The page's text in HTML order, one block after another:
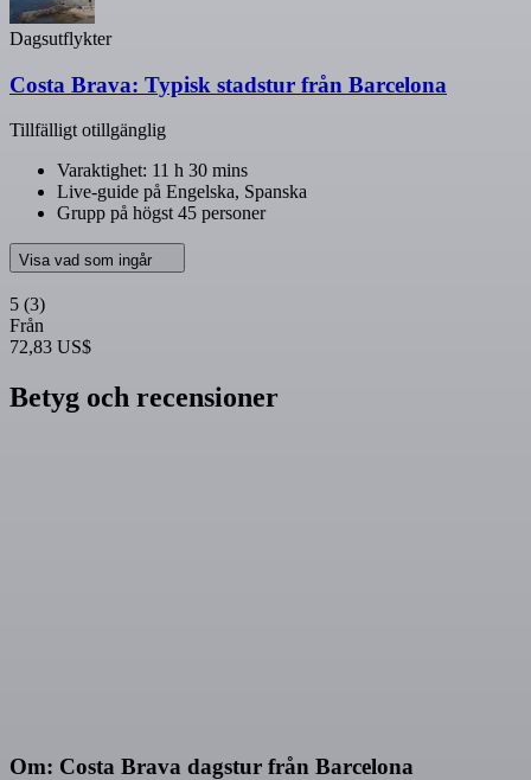
Dagsutflykter
Costa Brava: Typisk stadstur från Barcelona
Tillfälligt otillgänglig
Varaktighet: 11 h 30 mins
Live-guide på Engelska, Spanska
Grupp på högst 45 personer
Visa vad som ingår
5 (3)
Från
72,83 US$
Betyg och recensioner
Om: Costa Brava dagstur från Barcelona